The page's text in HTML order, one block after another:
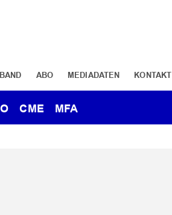
ABO MEDIADATEN KONTAKT
CME MFA